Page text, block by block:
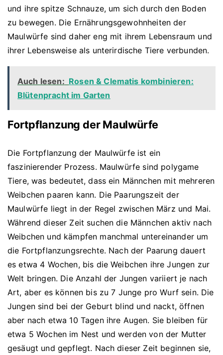
und ihre spitze Schnauze, um sich durch den Boden
zu bewegen. Die Ernährungsgewohnheiten der
Maulwürfe sind daher eng mit ihrem Lebensraum und
ihrer Lebensweise als unterirdische Tiere verbunden.
Auch lesen: Rosen & Clematis kombinieren:
Blütenpracht im Garten
Fortpflanzung der Maulwürfe
Die Fortpflanzung der Maulwürfe ist ein
faszinierender Prozess. Maulwürfe sind polygame
Tiere, was bedeutet, dass ein Männchen mit mehreren
Weibchen paaren kann. Die Paarungszeit der
Maulwürfe liegt in der Regel zwischen März und Mai.
Während dieser Zeit suchen die Männchen aktiv nach
Weibchen und kämpfen manchmal untereinander um
die Fortpflanzungsrechte. Nach der Paarung dauert
es etwa 4 Wochen, bis die Weibchen ihre Jungen zur
Welt bringen. Die Anzahl der Jungen variiert je nach
Art, aber es können bis zu 7 Junge pro Wurf sein. Die
Jungen sind bei der Geburt blind und nackt, öffnen
aber nach etwa 10 Tagen ihre Augen. Sie bleiben für
etwa 5 Wochen im Nest und werden von der Mutter
gesäugt und gepflegt. Nach dieser Zeit beginnen sie,